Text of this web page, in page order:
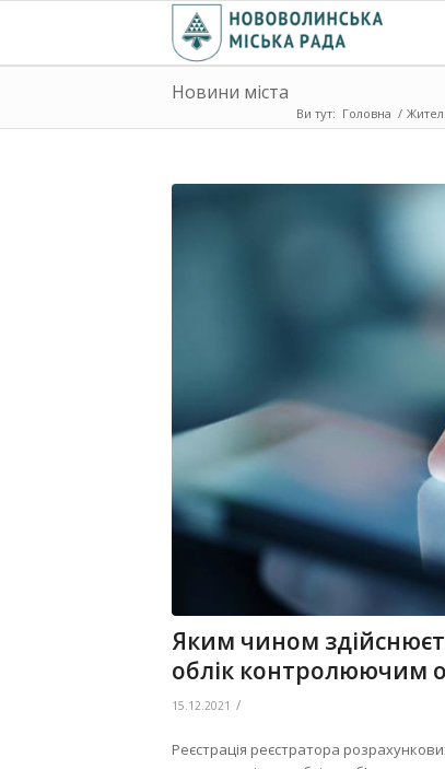
Новини міста
Ви тут: Головна /
Яким чином
облік контролюючим
15.12.2021 /
Реєстрація реєстратора